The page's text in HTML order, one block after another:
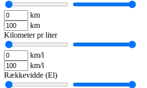
km
km
Kilometer pr liter
km/l
km/l
Rækkevidde (El)